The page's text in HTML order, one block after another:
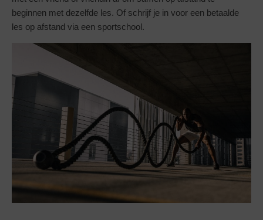
beginnen met dezelfde les. Of schrijf je in voor een betaalde
les op afstand via een sportschool.